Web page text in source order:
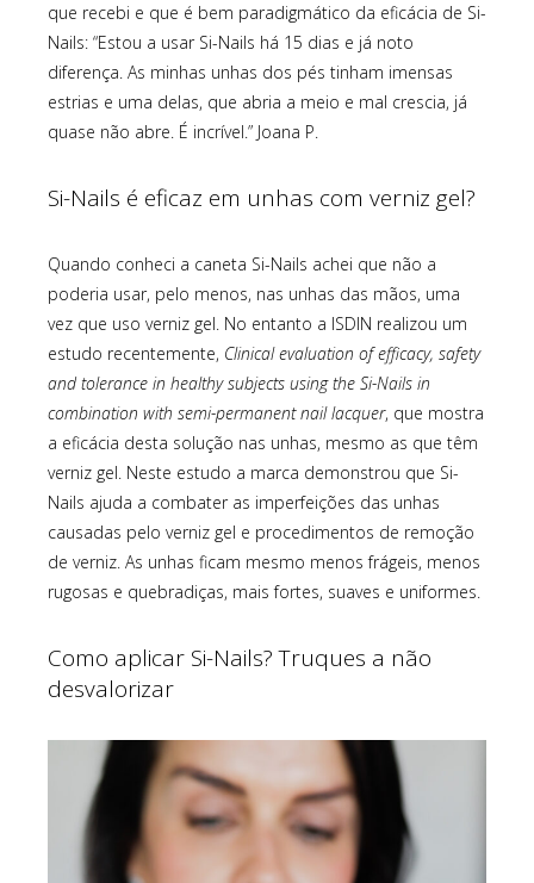
que recebi e que é bem paradigmático da eficácia de Si-
Nails: “Estou a usar Si-Nails há 15 dias e já noto
diferença. As minhas unhas dos pés tinham imensas
estrias e uma delas, que abria a meio e mal crescia, já
quase não abre. É incrível.” Joana P.
Si-Nails é eficaz em unhas com verniz gel?
Quando conheci a caneta Si-Nails achei que não a
poderia usar, pelo menos, nas unhas das mãos, uma
vez que uso verniz gel. No entanto a ISDIN realizou um
estudo recentemente, Clinical evaluation of efficacy, safety
and tolerance in healthy subjects using the Si-Nails in
combination with semi-permanent nail lacquer, que mostra
a eficácia desta solução nas unhas, mesmo as que têm
verniz gel. Neste estudo a marca demonstrou que Si-
Nails ajuda a combater as imperfeições das unhas
causadas pelo verniz gel e procedimentos de remoção
de verniz. As unhas ficam mesmo menos frágeis, menos
rugosas e quebradiças, mais fortes, suaves e uniformes.
Como aplicar Si-Nails? Truques a não
desvalorizar